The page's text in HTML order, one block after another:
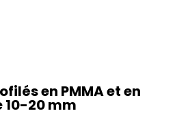
en PMMA et en
10-20 mm